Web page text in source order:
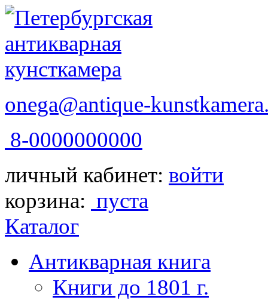
onega@antique-
8-0000000000
личный кабинет: войти
корзина: пуста
Каталог
Антикварная книга
Книги до 1801 г.